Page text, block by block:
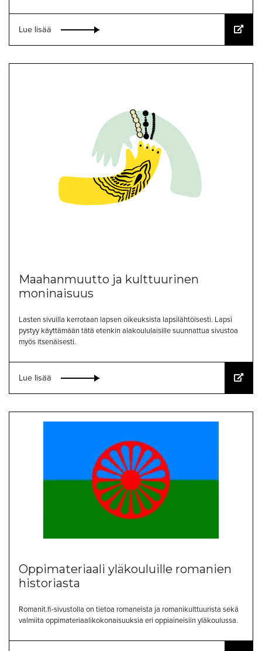
Lue lisää
Maahanmuutto ja kulttuurinen
moninaisuus
Lasten sivuilla kerrotaan lapsen oikeuksista lapsilähtöisesti. Lapsi
pystyy käyttämään tätä etenkin alakoululaisille suunnattua sivustoa
myös itsenäisesti.
Lue lisää
Oppimateriaali yläkouluille romanien
historiasta
Romanit.fi-sivustolla on tietoa romaneista ja romanikulttuurista sekä
valmiita oppimateriaalikokonaisuuksia eri oppiaineisiin yläkoulussa.